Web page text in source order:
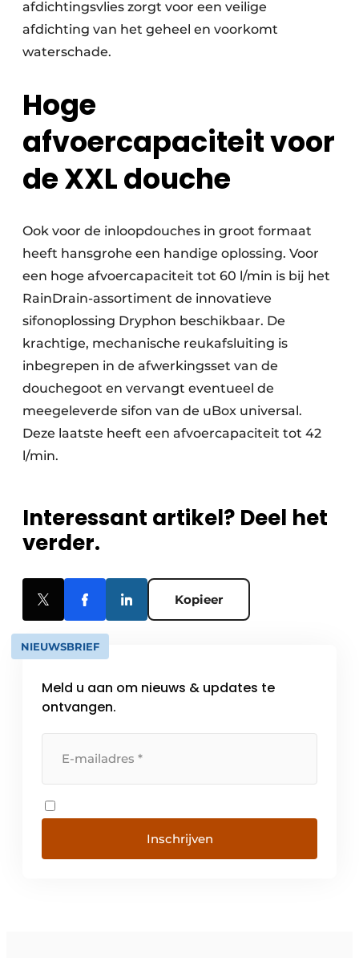
afdichtingsvlies zorgt voor een veilige
afdichting van het geheel en voorkomt
waterschade.
Hoge
afvoercapaciteit voor
de XXL douche
Ook voor de inloopdouches in groot formaat
heeft hansgrohe een handige oplossing. Voor
een hoge afvoercapaciteit tot 60 l/min is bij het
RainDrain-assortiment de innovatieve
sifonoplossing Dryphon beschikbaar. De
krachtige, mechanische reukafsluiting is
inbegrepen in de afwerkingsset van de
douchegoot en vervangt eventueel de
meegeleverde sifon van de uBox universal.
Deze laatste heeft een afvoercapaciteit tot 42
l/min.
Interessant artikel? Deel het
verder.
Kopieer
NIEUWSBRIEF
Meld u aan om nieuws & updates te
ontvangen.
Inschrijven